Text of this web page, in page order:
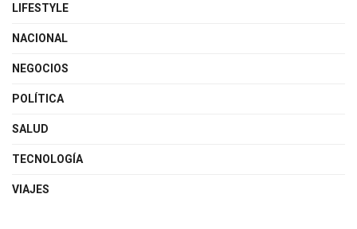
LIFESTYLE
NACIONAL
NEGOCIOS
POLÍTICA
SALUD
TECNOLOGÍA
VIAJES